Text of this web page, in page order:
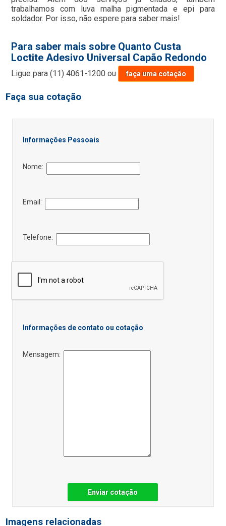
trabalhamos com luva malha pigmentada e epi para
soldador. Por isso, não espere para saber mais!
Para saber mais sobre Quanto Custa
Loctite Adesivo Universal Capão Redondo
Ligue para(11) 4061-1200 ou faça uma cotação
Faça sua cotação
Informações Pessoais
Nome:
Email:
Telefone:
Informações de contato ou cotação
Mensagem:
Enviar cotação
Imagens relacionadas